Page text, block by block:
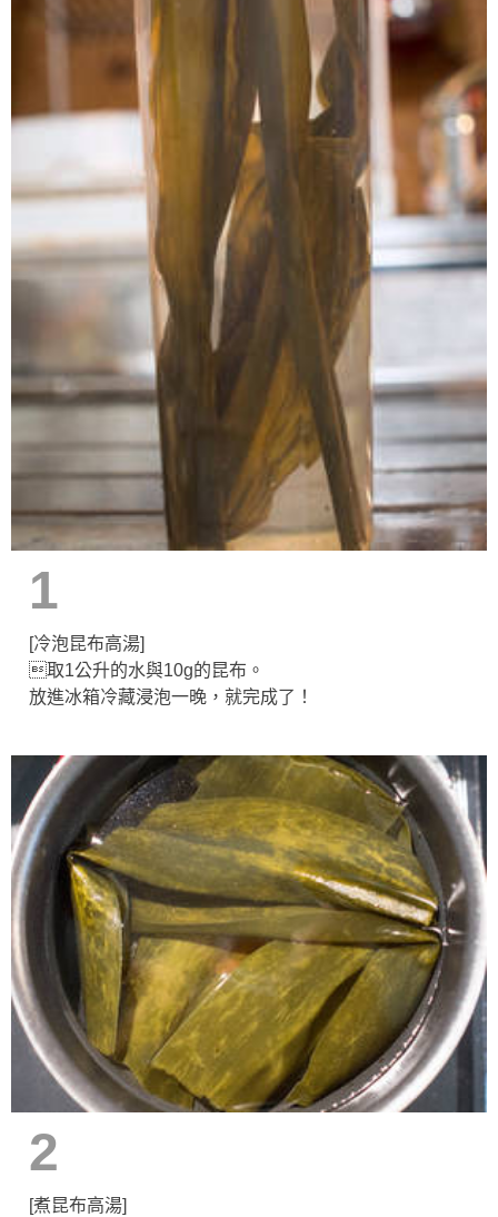
1
[冷泡昆布高湯]
取1公升的水與10g的昆布。
放進冰箱冷藏浸泡一晚，就完成了！
2
[煮昆布高湯]